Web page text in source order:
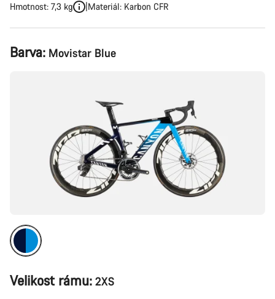
Hmotnost: 7,3 kg Materiál: Karbon CFR
Konfigurace
produktu
Barva: Movistar Blue
Velikost rámu: 2XS